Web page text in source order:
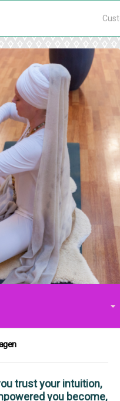
trust your intuition,
you become,